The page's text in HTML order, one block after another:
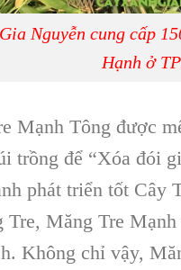
Nguyễn cung cấp
Hạnh ở
Mạnh Tông được
trồng để “Xóa đói
phát triển tốt Cây
Măng Tre
Không chỉ vậy,